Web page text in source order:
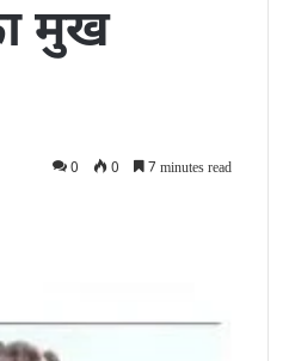
मुख
0 0 7 minutes read